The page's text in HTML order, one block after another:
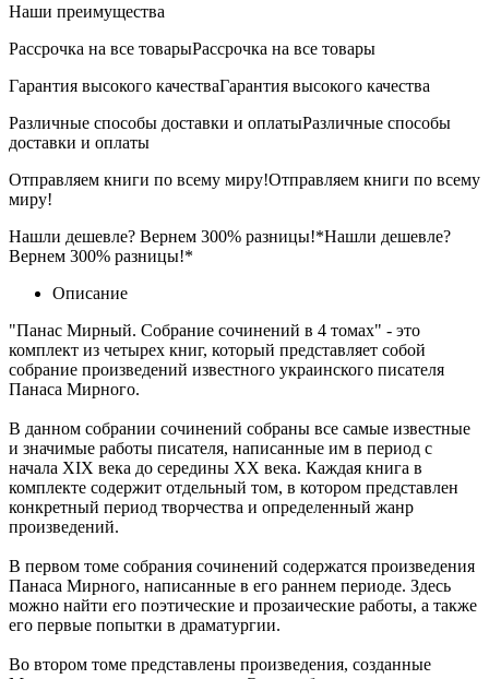
Наши преимущества
Рассрочка на все товарыРассрочка на все товары
Гарантия высокого качестваГарантия высокого качества
Различные способы доставки и оплатыРазличные способы
доставки и оплаты
Отправляем книги по всему миру!Отправляем книги по всему
миру!
Нашли дешевле? Вернем 300% разницы!*Нашли дешевле?
Вернем 300% разницы!*
Описание
"Панас Мирный. Собрание сочинений в 4 томах" - это
комплект из четырех книг, который представляет собой
собрание произведений известного украинского писателя
Панаса Мирного.
В данном собрании сочинений собраны все самые известные
и значимые работы писателя, написанные им в период с
начала XIX века до середины XX века. Каждая книга в
комплекте содержит отдельный том, в котором представлен
конкретный период творчества и определенный жанр
произведений.
В первом томе собрания сочинений содержатся произведения
Панаса Мирного, написанные в его раннем периоде. Здесь
можно найти его поэтические и прозаические работы, а также
его первые попытки в драматургии.
Во втором томе представлены произведения, созданные